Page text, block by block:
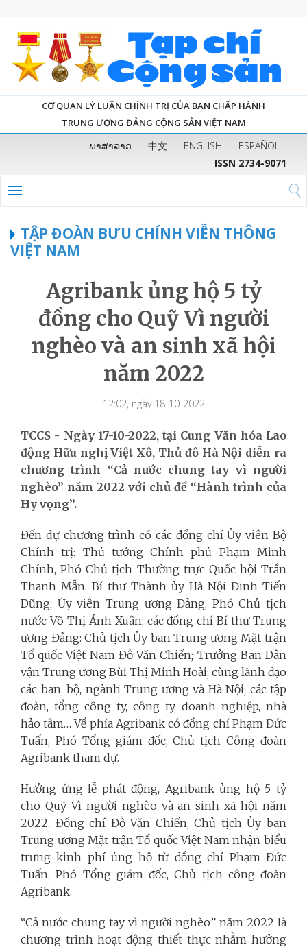
CƠ QUAN LÝ LUẬN CHÍNH TRỊ CỦA BAN CHẤP HÀNH
TRUNG ƯƠNG ĐẢNG CỘNG SẢN VIỆT NAM
ພາສາລາວ 中文 ENGLISH
ESPAÑOL
ISSN 2734-9071
TẬP ĐOÀN BƯU CHÍNH VIỄN THÔNG
VIỆT NAM
Agribank ủng hộ 5 tỷ
đồng cho Quỹ Vì người
nghèo và an sinh xã hội
năm 2022
12:02, ngày 18-10-2022
TCCS - Ngày 17-10-2022, tại Cung Văn hóa Lao
động Hữu nghị Việt Xô, Thủ đô Hà Nội diễn ra
chương trình “Cả nước chung tay vì người
nghèo” năm 2022 với chủ đề “Hành trình của
Hy vọng”.
Đến dự chương trình có các đồng chí Ủy viên Bộ
Chính trị: Thủ tướng Chính phủ Phạm Minh
Chính, Phó Chủ tịch Thường trực Quốc hội Trần
Thanh Mẫn, Bí thư Thành ủy Hà Nội Đinh Tiến
Dũng; Ủy viên Trung ương Đảng, Phó Chủ tịch
nước Võ Thị Ánh Xuân; các đồng chí Bí thư Trung
ương Đảng: Chủ tịch Ủy ban Trung ương Mặt trận
Tổ quốc Việt Nam Đỗ Văn Chiến; Trưởng Ban Dân
vận Trung ương Bùi Thị Minh Hoài; cùng lãnh đạo
các ban, bộ, ngành Trung ương và Hà Nội; các tập
đoàn, tổng công ty, công ty, doanh nghiệp, nhà
hảo tâm… Về phía Agribank có đồng chí Phạm Đức
Tuấn, Phó Tổng giám đốc, Chủ tịch Công đoàn
Agribank tham dự.
Hưởng ứng lễ phát động, Agribank ủng hộ 5 tỷ
cho Quỹ Vì người nghèo và an sinh xã hội năm
2022. Đồng chí Đỗ Văn Chiến, Chủ tịch Ủy ban
Trung ương Mặt trận Tổ quốc Việt Nam nhận biểu
trưng kinh phí ủng hộ từ đồng chí Phạm Đức
Tuấn, Phó Tổng giám đốc, Chủ tịch công đoàn
Agribank.
“Cả nước chung tay vì người nghèo” năm 2022 là
chương trình hoạt động thiết thực nhằm hưởng